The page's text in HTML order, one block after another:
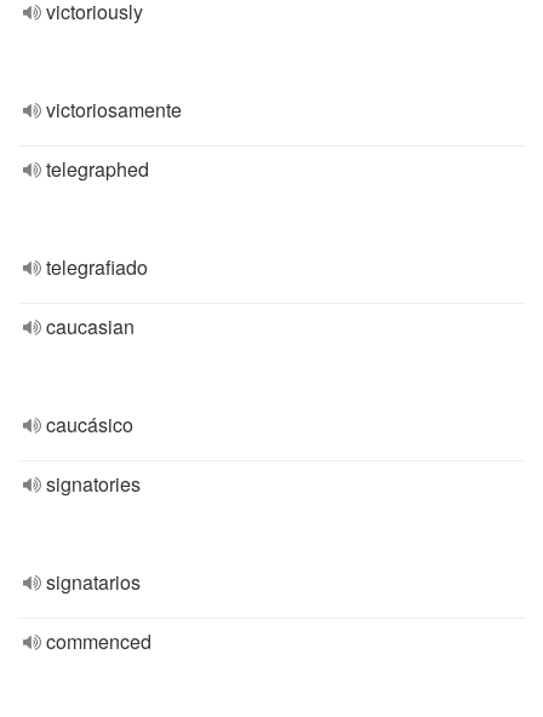
victoriously
victoriosamente
telegraphed
telegrafiado
caucasian
caucásico
signatories
signatarios
commenced